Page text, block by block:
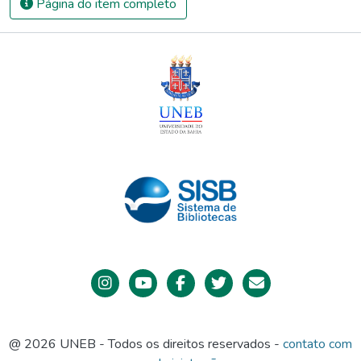
realidade concreta e buscar soluções pertinentes aos
tratando de “Redes de atenção à saúde mental” que
problematiza a organização da rede de saúde mental no
município de Salvador; e a segunda abordando “Reflexões
teóricas e práticas na Atenção Básica”, reunindo artigos com
acesso dos usuários com anemia falciforme na Atenção
Página do item completo
@ 2026 UNEB - Todos os direitos reservados - contato com